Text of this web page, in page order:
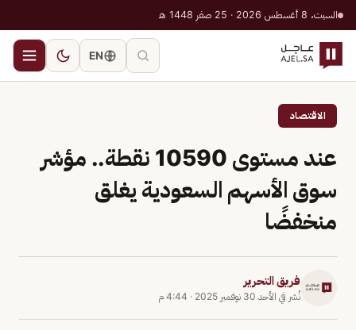
السبت، 8 أغسطس 2026 · 25 صفر 1448 هـ
EN
الاقتصاد
عند مستوى 10590 نقطة.. مؤشر
سوق الأسهم السعودية يغلق
منخفضًا
فريق التحرير
نُشر في الأحد 30 نوفمبر 2025 · 4:44 م